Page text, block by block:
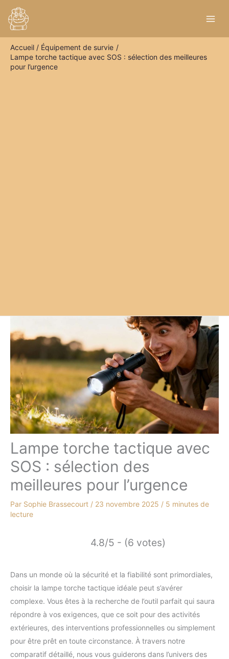
contenu
Accueil
Équipement de survie
Lampe torche tactique avec SOS : sélection des meilleures
pour l’urgence
Lampe torche tactique avec
SOS : sélection des
meilleures pour l’urgence
Par Sophie Brassecourt / 23 novembre 2025 / 5 minutes de
lecture
4.8/5 - (6 votes)
Dans un monde où la sécurité et la fiabilité sont primordiales,
choisir la lampe torche tactique idéale peut s’avérer
complexe. Vous êtes à la recherche de l’outil parfait qui saura
répondre à vos exigences, que ce soit pour des activités
extérieures, des interventions professionnelles ou simplement
pour être prêt en toute circonstance. À travers notre
comparatif détaillé, nous vous guiderons dans l’univers des
e
h
e